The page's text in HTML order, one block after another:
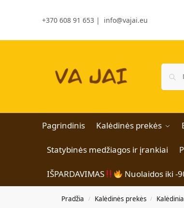
+370 608 91 653 | info@vajai.eu
Pagrindinis Kalėdinės prekės
Statybinės medžiagos ir įrankiai
IŠPARDAVIMAS Nuolaidos iki -
Pradžia / Kalėdinės prekės /